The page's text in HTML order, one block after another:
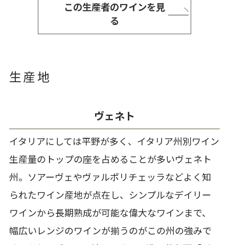
この生産者のワインを見
る
生産地
ヴェネト
イタリアにしては平野が多く、イタリア州別ワイン
生産量のトップの座を占めることが多いヴェネト
州。ソアーヴェやヴァルポリチェッラなどよく知
られたワイン産地が点在し、シンプルなデイリー
ワインから長期熟成が可能な偉大なワインまで、
幅広いレンジのワインが揃うのがこの州の強みで